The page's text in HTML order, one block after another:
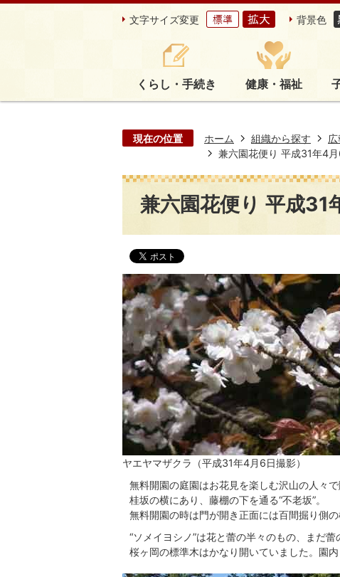
文字サイズ変更 背景色
くらし・手続き 健康・福祉
現在の位置 ホーム 組織から探す
兼六園花便り 平成31年4
兼六園花便り 平成
ヤエヤマザクラ（平成31年4月6日撮影）
無料開園の庭園はお花見を楽しむ沢山の人々で
桂坂の横にあり、藤棚の下を通る“不老坂”。
無料開園の時は門が開き正面には百間掘り側の
“ソメイヨシノ”は花と蕾の半々のもの、まだ
桜ヶ岡の標準木はかなり開いていました。園